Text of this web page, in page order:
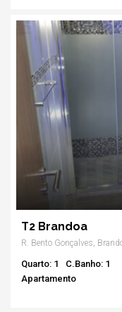
T2 Brandoa
R. Bento Gonçalves,
Quarto: 1
C.Banho: 1
Apartamento